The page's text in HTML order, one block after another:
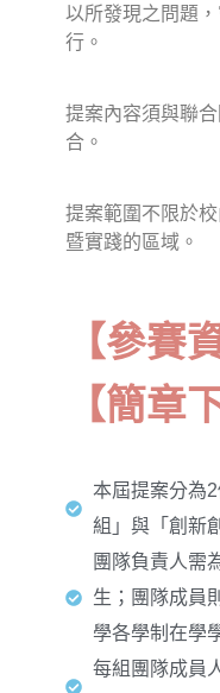
以所發現之問題
行。
提案內容須與聯
合。
提案範圍不限於
暨實踐的區域。
【參賽
【簡章
本屆提案分為
組」與「創新
團隊負責人需
生；團隊成員
學各學制在學
每組團隊成員